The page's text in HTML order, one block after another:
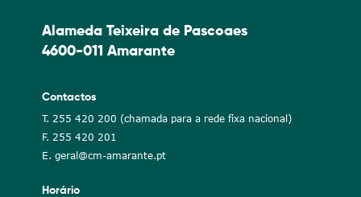
Alameda Teixeira de Pascoaes
4600-011 Amarante
Contactos
T. 255 420 200 (chamada para a rede fixa nacional)
F. 255 420 201
E. geral@cm-amarante.pt
Horário